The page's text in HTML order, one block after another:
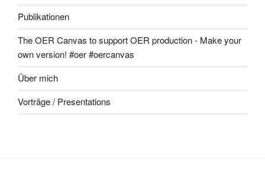
Publikationen
The OER Canvas to support OER production - Make your
own version! #oer #oercanvas
Über mich
Vorträge / Presentations